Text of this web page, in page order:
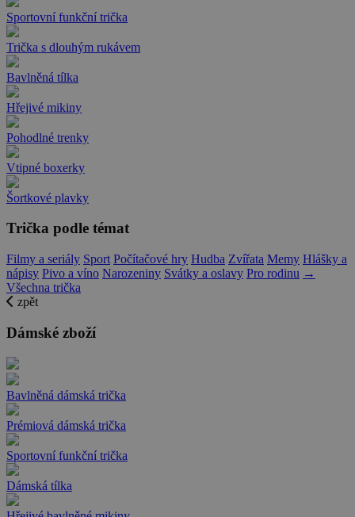
Sportovní funkční trička
Trička s dlouhým rukávem
Bavlněná tílka
Hřejivé mikiny
Pohodlné trenky
Vtipné boxerky
Šortkové plavky
Trička podle témat
Filmy a seriály Sport Počítačové hry Hudba Zvířata Memy Hlášky a
nápisy Pivo a víno Narozeniny Svátky a oslavy Pro rodinu →
Všechna trička
zpět
Dámské zboží
Bavlněná dámská trička
Prémiová dámská trička
Sportovní funkční trička
Dámská tílka